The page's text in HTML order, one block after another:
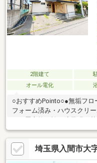
2階建て
オール電化
○おすすめPointo○●無垢フロ
フォーム済み・ハウスクリ
他軽微な補修等●ペアガラ
ビングから続くウッドデッ
ても利用可能な、ホールや
クローゼット付き○ライフ
埼玉県入間市大